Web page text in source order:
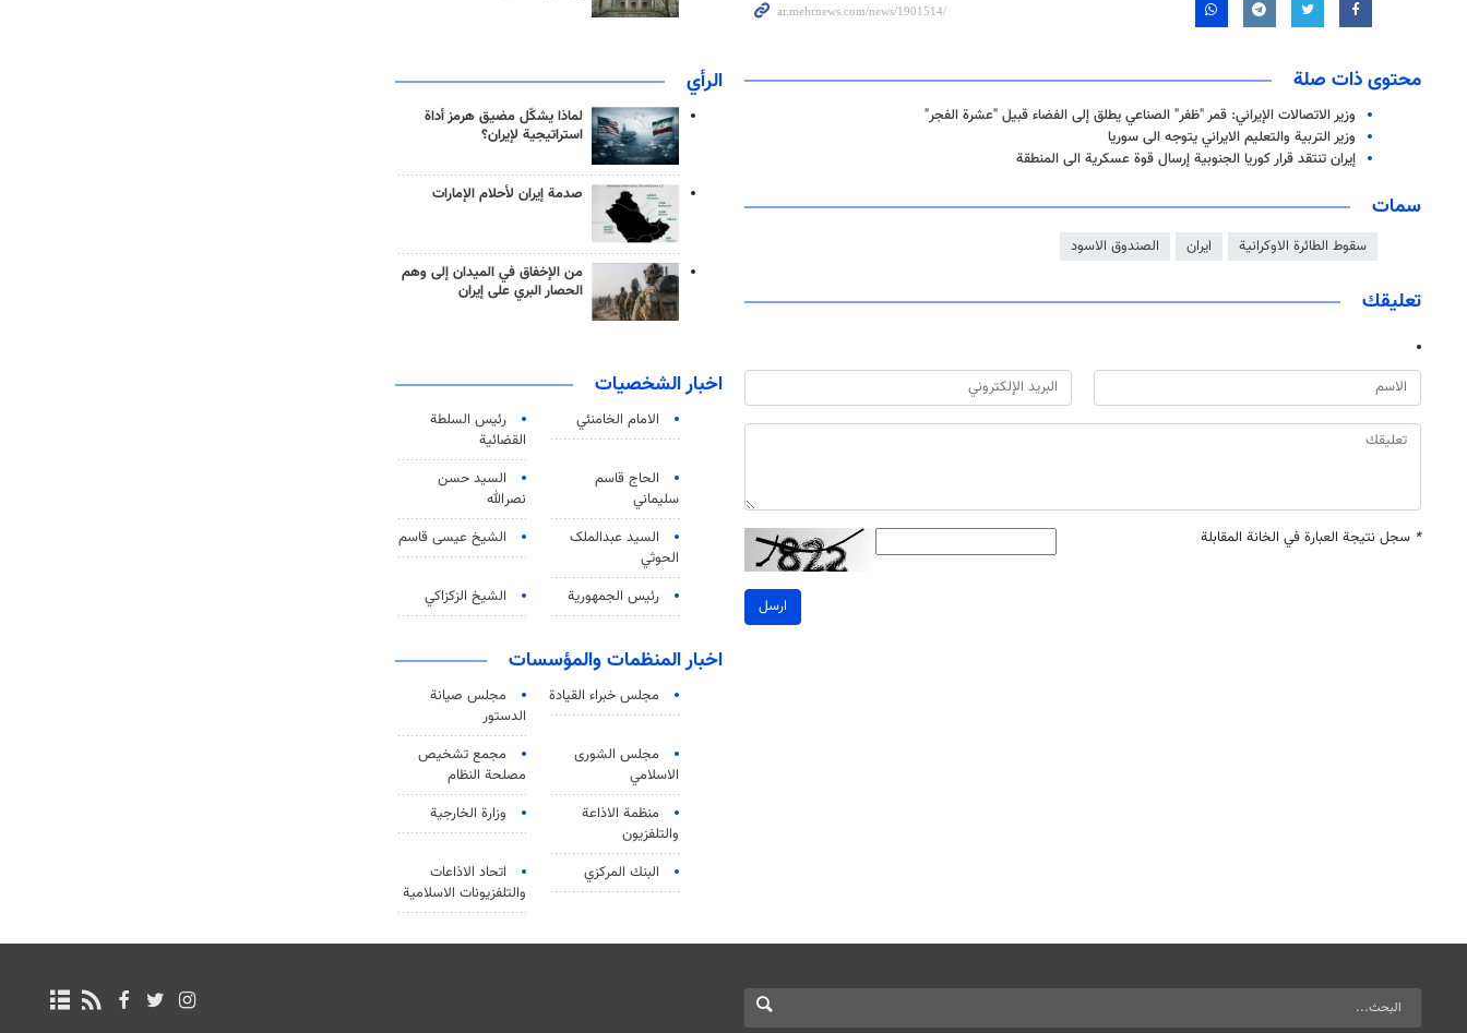
محتوى ذات صلة
وزير الاتصالات الإيراني: قمر "ظفر" الصناعي يطلق إلى الفضاء قبيل "عشرة الفجر"
وزير التربية والتعليم الايراني یتوجه الى سوریا
إيران تنتقد قرار كوريا الجنوبية إرسال قوة عسكرية الى المنطقة
سمات
سقوط الطائرة الاوكرانية ايران الصندوق الاسود
تعليقك
* سجل نتيجة العبارة في الخانة المقابلة
ارسل
الرأي
لماذا يشكّل مضيق هرمز أداة
استراتيجية لإيران؟
صدمة إيران لأحلام الإمارات
من الإخفاق في الميدان إلى وهم
الحصار البري على إيران
اخبار الشخصيات
الامام الخامنئي
رئیس السلطة
القضائیة
الحاج قاسم
سليماني
السيد حسن
نصرالله
السید عبدالملک
الحوثي
الشيخ عيسى قاسم
رئيس الجمهورية الشيخ الزكزاكي
اخبار المنظمات والمؤسسات
مجلس خبراء القيادة
مجلس صيانة
الدستور
مجلس الشورى
الاسلامي
مجمع تشخيص
مصلحة النظام
منظمة الاذاعة
والتلفزیون
وزارة الخارجية
البنك المركزي
اتحاد الاذاعات
والتلفزيونات الاسلامية